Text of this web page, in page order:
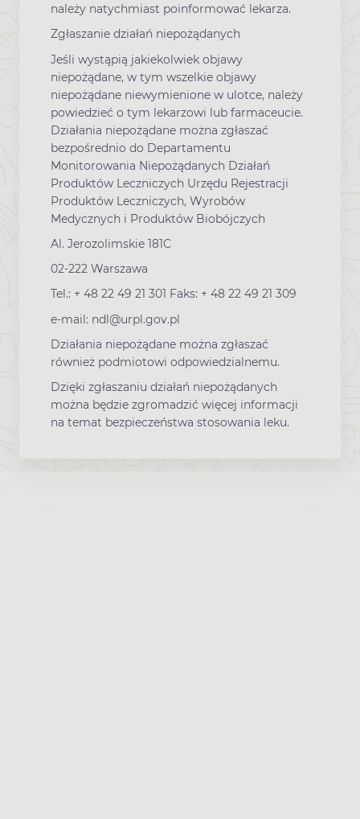
należy natychmiast poinformować lekarza.
Zgłaszanie działań niepożądanych
Jeśli wystąpią jakiekolwiek objawy
niepożądane, w tym wszelkie objawy
niepożądane niewymienione w ulotce, należy
powiedzieć o tym lekarzowi lub farmaceucie.
Działania niepożądane można zgłaszać
bezpośrednio do Departamentu
Monitorowania Niepożądanych Działań
Produktów Leczniczych Urzędu Rejestracji
Produktów Leczniczych, Wyrobów
Medycznych i Produktów Biobójczych
Al. Jerozolimskie 181C
02-222 Warszawa
Tel.: + 48 22 49 21 301 Faks: + 48 22 49 21 309
e-mail: ndl@urpl.gov.pl
Działania niepożądane można zgłaszać
również podmiotowi odpowiedzialnemu.
Dzięki zgłaszaniu działań niepożądanych
można będzie zgromadzić więcej informacji
na temat bezpieczeństwa stosowania leku.